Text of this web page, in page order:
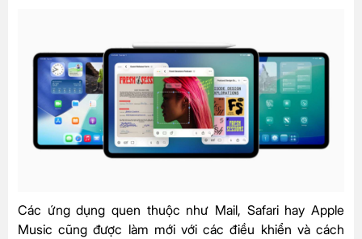
Các ứng dụng quen thuộc như Mail, Safari hay Apple
Music cũng được làm mới với các điều khiển và cách